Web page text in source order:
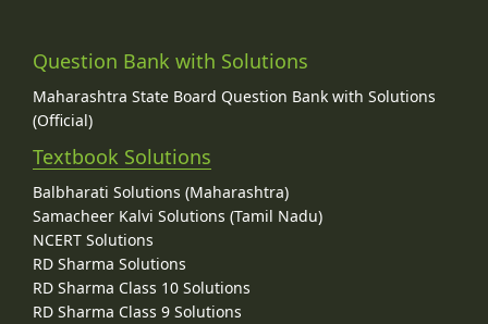
Question Bank with Solutions
Maharashtra State Board Question Bank with Solutions
(Official)
Textbook Solutions
Balbharati Solutions (Maharashtra)
Samacheer Kalvi Solutions (Tamil Nadu)
NCERT Solutions
RD Sharma Solutions
RD Sharma Class 10 Solutions
RD Sharma Class 9 Solutions